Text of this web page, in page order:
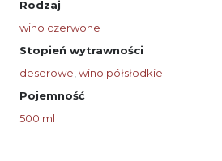
Rodzaj
wino czerwone
Stopień wytrawności
deserowe wino półsłodkie
Pojemność
500 ml